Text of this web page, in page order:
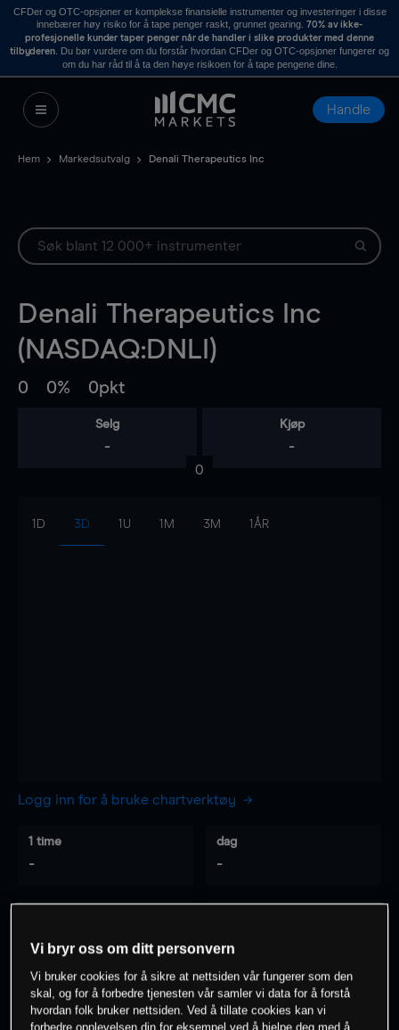
CFDer og OTC-opsjoner er komplekse finansielle instrumenter og investeringer i disse
innebærer høy risiko for å tape penger raskt, grunnet gearing. 70% av ikke-
profesjonelle kunder taper penger når de handler i slike produkter med denne
tilbyderen . Du bør vurdere om du forstår hvordan CFDer og OTC-opsjoner fungerer og
om du har råd til å ta den høye risikoen for å tape pengene dine.
Handle
Hem Markedsutvalg Denali Therapeutics Inc
Denali Therapeutics Inc
(NASDAQ:DNLI)
0 0% 0pkt
Selg
-
Kjøp
-
0
1D 3D 1U 1M 3M 1ÅR
Logg inn for å bruke chartverktøy
1 time
-
dag
-
-
0% av kunder erpå dette instrumentet
Vi bryr oss om ditt personvern
Vi bruker cookies for å sikre at nettsiden vår fungerer som den
skal, og for å forbedre tjenesten vår samler vi data for å forstå
hvordan folk bruker nettsiden. Ved å tillate cookies kan vi
forbedre opplevelsen din for eksempel ved å hjelpe deg med å